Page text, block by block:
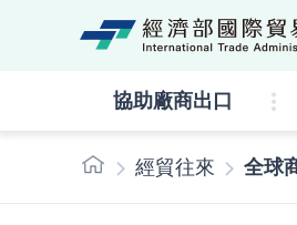
協助廠商出口
::: 經貿往來 全球